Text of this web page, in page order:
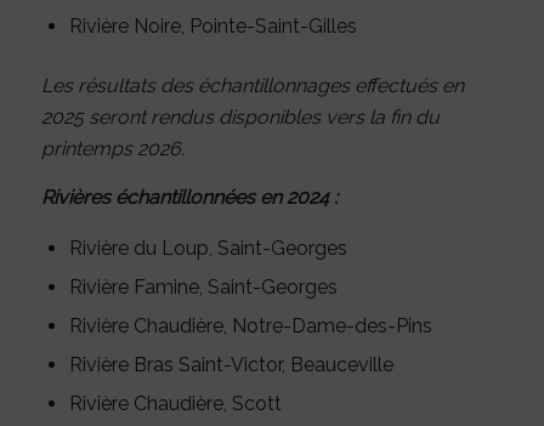
Rivière Noire, Pointe-Saint-Gilles
Les résultats des échantillonnages effectués en
2025 seront rendus disponibles vers la fin du
printemps 2026.
Rivières échantillonnées en 2024 :
Rivière du Loup, Saint-Georges
Rivière Famine, Saint-Georges
Rivière Chaudière, Notre-Dame-des-Pins
Rivière Bras Saint-Victor, Beauceville
Rivière Chaudière, Scott